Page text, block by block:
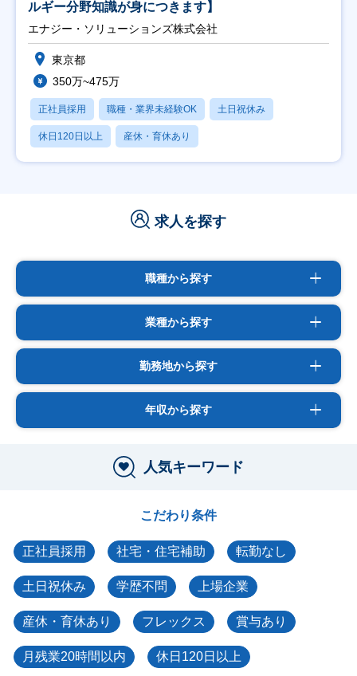
ルギー分野知識が身につきます】
エナジー・ソリューションズ株式会社
東京都
350万~475万
正社員採用 職種・業界未経験OK 土日祝休み
休日120日以上 産休・育休あり
求人を探す
職種から探す
業種から探す
勤務地から探す
年収から探す
人気キーワード
こだわり条件
正社員採用 社宅・住宅補助 転勤なし
土日祝休み 学歴不問 上場企業
産休・育休あり フレックス 賞与あり
月残業20時間以内 休日120日以上